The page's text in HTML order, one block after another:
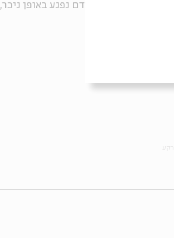
כבוד, אך מעמדם נפגע באופן ניכר,